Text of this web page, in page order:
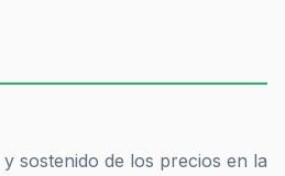
sostenido de los precios en la